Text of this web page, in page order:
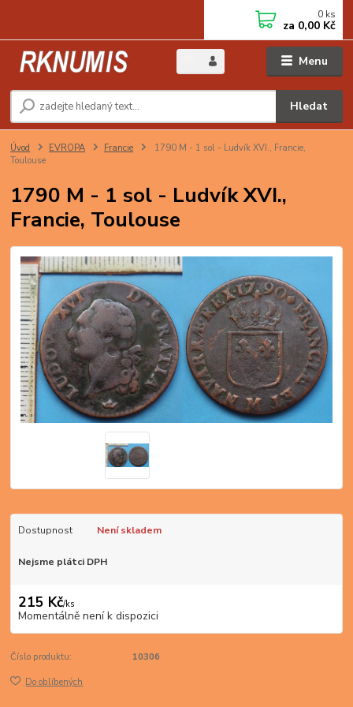
Menu
Hledat
0 ks
za 0,00 Kč
Úvod EVROPA Francie
1790 M - 1 sol - Ludvík XVI., Francie,
Toulouse
1790 M - 1 sol - Ludvík XVI.,
Francie, Toulouse
Dostupnost Není skladem
Nejsme plátci DPH
215 Kč/ks
Momentálně není k dispozici
Číslo produktu: 10306
Do oblíbených